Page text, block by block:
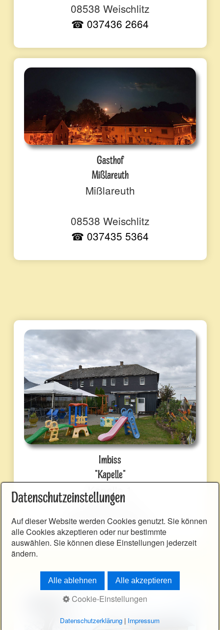
08538 Weischlitz
☎ 037436 2664
Gasthof
Mißlareuth
Mißlareuth
08538 Weischlitz
☎ 037435 5364
Imbiss
"Kapelle"
Kapelle 1
07922 Tanna
☎ 036646 20146
Datenschutzeinstellungen
Auf dieser Website werden Cookies genutzt. Sie können
alle Cookies akzeptieren oder nur bestimmte
auswählen. Sie können diese Einstellungen jederzeit
ändern.
Alle ablehnen Alle akzeptieren
Cookie-Einstellungen
Datenschutzerklärung | Impressum